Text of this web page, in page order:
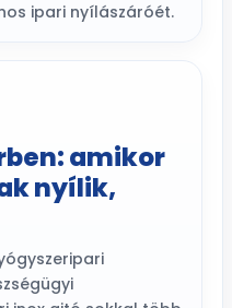
ipari nyílászáróét.
amikor
nyílik,